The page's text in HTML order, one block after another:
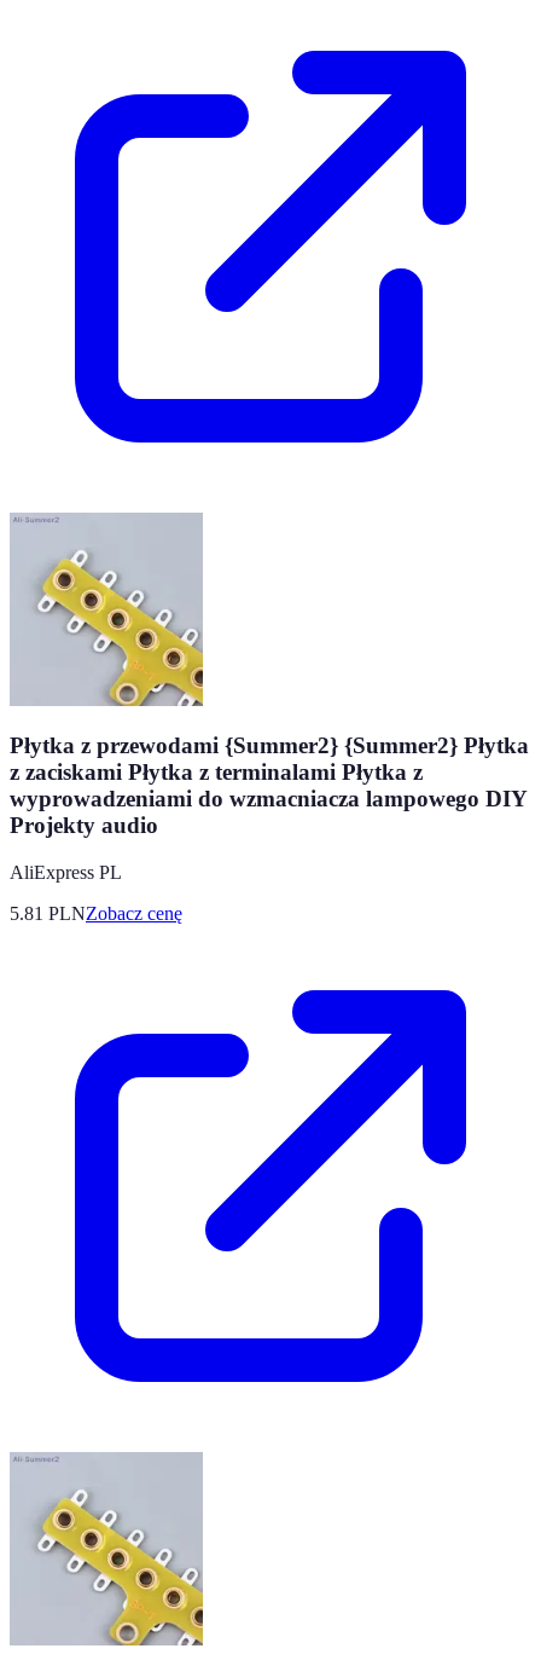
Płytka z przewodami {Summer2} {Summer2} Płytka
z zaciskami Płytka z terminalami Płytka z
wyprowadzeniami do wzmacniacza lampowego DIY
Projekty audio
AliExpress PL
5.81 PLNZobacz cenę